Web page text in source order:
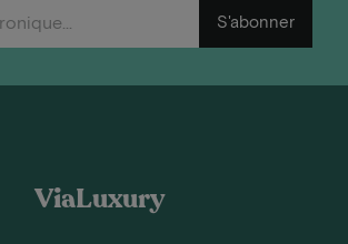
S'abonner
ViaLuxury